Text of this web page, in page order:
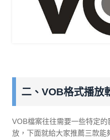
二、VOB格式播放
VOB檔案往往需要一些特定
放，下面就給大家推薦三款